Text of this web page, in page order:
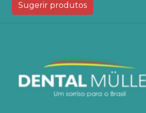
Sugerir produtos